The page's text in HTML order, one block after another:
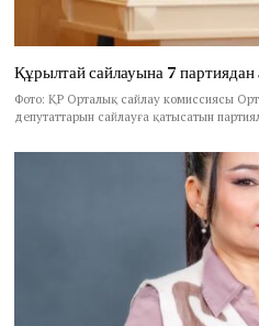
Құрылтай сайлауына 7 партиядан
Фото: ҚР Орталық сайлау комиссиясы
депутаттарын сайлауға қатысатын